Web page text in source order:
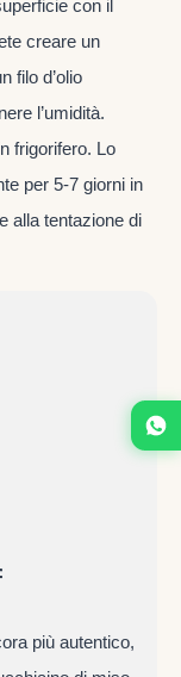
con il
creare un
filo d’olio
l’umidità.
frigorifero. Lo
per 5-7 giorni in
alla tentazione di
più autentico,